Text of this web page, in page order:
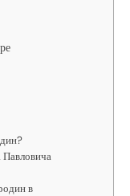
Павловича
в